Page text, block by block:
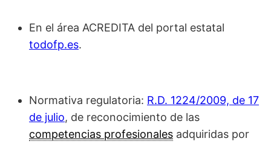
En el área ACREDITA del portal estatal
todofp.es.
Normativa regulatoria: R.D. 1224/2009, de 17
de julio, de reconocimiento de las
competencias profesionales adquiridas por